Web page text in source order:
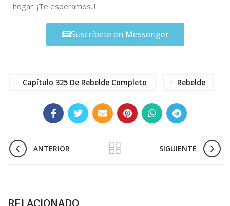
hogar. ¡Te esperamos..!
Suscríbete en Messenger
Capítulo 325 De Rebelde Completo Rebelde
ANTERIOR SIGUIENTE
RELACIONADO